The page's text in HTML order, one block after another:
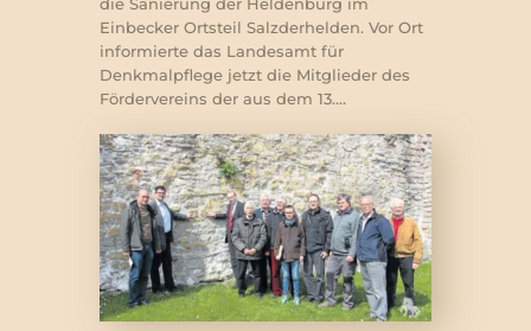
die Sanierung der Heldenburg im
Einbecker Ortsteil Salzderhelden. Vor Ort
informierte das Landesamt für
Denkmalpflege jetzt die Mitglieder des
Fördervereins der aus dem 13.…